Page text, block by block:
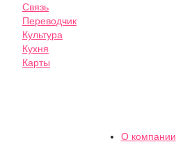
Связь
Переводчик
Культура
Кухня
Карты
О компании